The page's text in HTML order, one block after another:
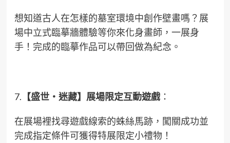
想知道古人在怎樣的墓室環境中創作壁畫嗎？展
場中立式臨摹牆體驗等你來化身畫師，一展身
手！完成的臨摹作品可以帶回做為紀念。
7. 【盛世‧迷藏】展場限定互動遊戲：
在展場裡找尋遊戲線索的蛛絲馬跡，闖關成功並
完成指定條件可獲得特展限定小禮物！